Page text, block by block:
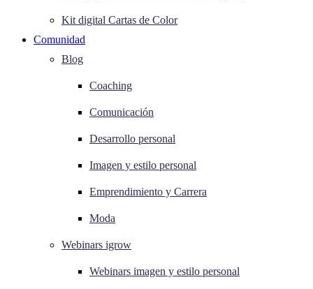
Kit digital Cartas de Color
Comunidad
Blog
Coaching
Comunicación
Desarrollo personal
Imagen y estilo personal
Emprendimiento y Carrera
Moda
Webinars igrow
Webinars imagen y estilo personal